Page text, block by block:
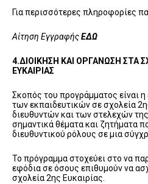
Για περισσότερες πληροφορίες
Αίτηση ΕγγραφήςΕΔΩ
4.ΔΙΟΙΚΗΣΗ ΚΑΙ ΟΡΓΑΝΩΣΗ ΣΤΑ
ΕΥΚΑΙΡΙΑΣ
Σκοπός του προγράμματος είναι
των εκπαιδευτικών σε σχολεία
διευθυντών και των στελεχών
σημαντικά θέματα και ζητήματα
διευθυντικού ρόλους σε μια
Το πρόγραμμα στοχεύει στο να
εφόδια σε όσους επιθυμούν να
σχολεία 2ης Ευκαιρίας.